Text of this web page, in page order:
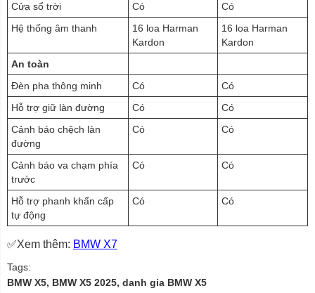
Cửa sổ trời
Có
Có
Hệ thống âm thanh
16 loa Harman
Kardon
16 loa Harman
Kardon
An toàn
Đèn pha thông minh
Có
Có
Hỗ trợ giữ làn đường
Có
Có
Cảnh báo chệch làn
đường
Có Có
Cảnh báo va chạm phía
trước
Có Có
Hỗ trợ phanh khẩn cấp
tự động
Có Có
✅Xem thêm: BMW X7
Tags:
BMW X5, BMW X5 2025, danh gia BMW X5